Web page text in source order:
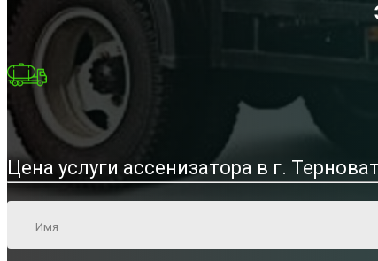
Цена услуги ассенизатора в г.